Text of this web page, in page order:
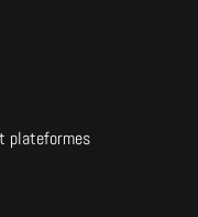
plateformes